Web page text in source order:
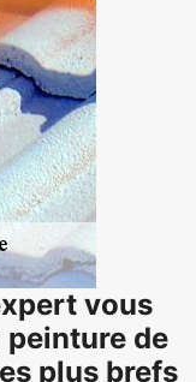
vous
peinture de
plus brefs